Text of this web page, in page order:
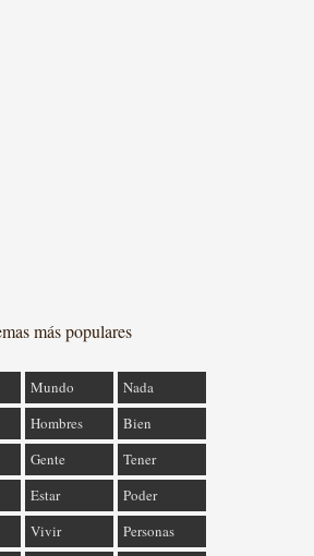
más populares
Mundo
Nada
Hombres
Bien
Gente
Tener
Estar
Poder
Vivir Personas